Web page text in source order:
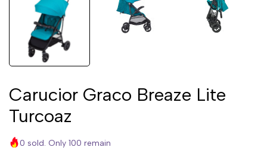
Carucior Graco Breaze Lite
Turcoaz
0 sold. Only 100 remain